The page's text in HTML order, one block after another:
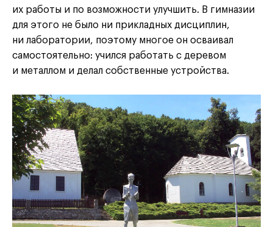
их работы и по возможности улучшить. В гимназии
для этого не было ни прикладных дисциплин,
ни лаборатории, поэтому многое он осваивал
самостоятельно: учился работать с деревом
и металлом и делал собственные устройства.